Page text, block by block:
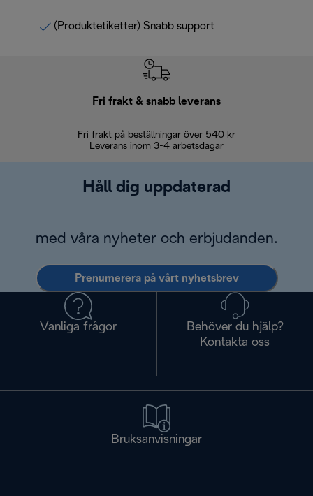
(Produktetiketter) Snabb support
Fri frakt & snabb leverans
Fri frakt på beställningar över 540 kr
Leverans inom 3-4 arbetsdagar
Håll dig uppdaterad
med våra nyheter och erbjudanden.
Prenumerera på vårt nyhetsbrev
Vanliga frågor
Behöver du hjälp?
Kontakta oss
Bruksanvisningar